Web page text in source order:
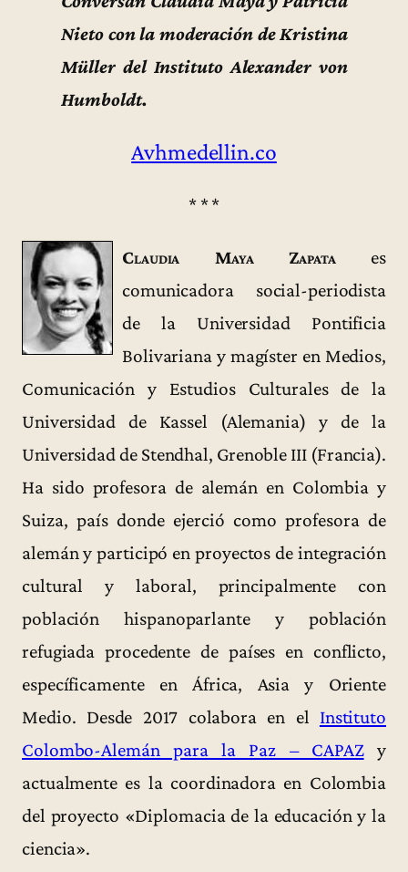
Nieto con la moderación de Kristina
Müller del Instituto Alexander von
Humboldt.
Avhmedellin.co
* * *
Claudia Maya Zapataes
comunicadora social-periodista
de la Universidad Pontificia
Bolivariana y magíster en Medios,
Comunicación y Estudios Culturales de la
Universidad de Kassel (Alemania) y de la
Universidad de Stendhal, Grenoble III (Francia).
Ha sido profesora de alemán en Colombia y
Suiza, país donde ejerció como profesora de
alemán y participó en proyectos de integración
cultural y laboral, principalmente con
población hispanoparlante y población
refugiada procedente de países en conflicto,
específicamente en África, Asia y Oriente
Medio. Desde 2017 colabora en el Instituto
Colombo-Alemán para la Paz – CAPAZy
actualmente es la coordinadora en Colombia
del proyecto «Diplomacia de la educación y la
ciencia».